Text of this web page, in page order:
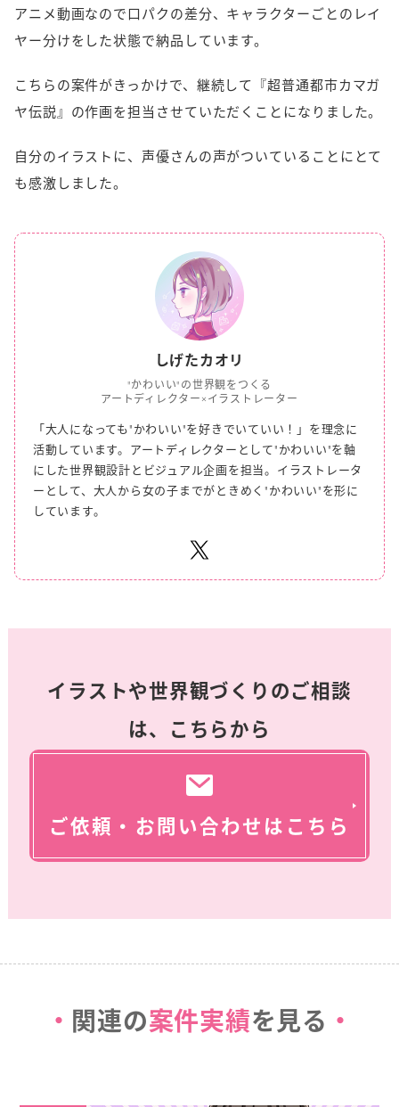
アニメ動画なので口パクの差分、キャラクターごとのレイ
ヤー分けをした状態で納品しています。
こちらの案件がきっかけで、継続して『超普通都市カマガ
ヤ伝説』の作画を担当させていただくことになりました。
自分のイラストに、声優さんの声がついていることにとて
も感激しました。
しげたカオリ
"かわいい"の世界観をつくる
アートディレクター×イラストレーター
「大人になっても"かわいい"を好きでいていい！」を理念に
活動しています。 アートディレクターとして"かわいい"を軸
にした世界観設計とビジュアル企画を担当。 イラストレータ
ーとして、大人から女の子までがときめく"かわいい"を形に
しています。
イラストや世界観づくりのご相談
は、こちらから
ご依頼・お問い合わせはこちら
関連の案件実績を見る